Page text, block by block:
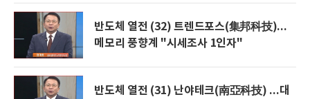
반도체 열전 (32) 트렌드포스(集邦科技)...
메모리 풍향계 "시세조사 1인자"
반도체 열전 (31) 난야테크(南亞科技) ...대